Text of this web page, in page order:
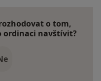
o tom,
ordinaci navštívit?